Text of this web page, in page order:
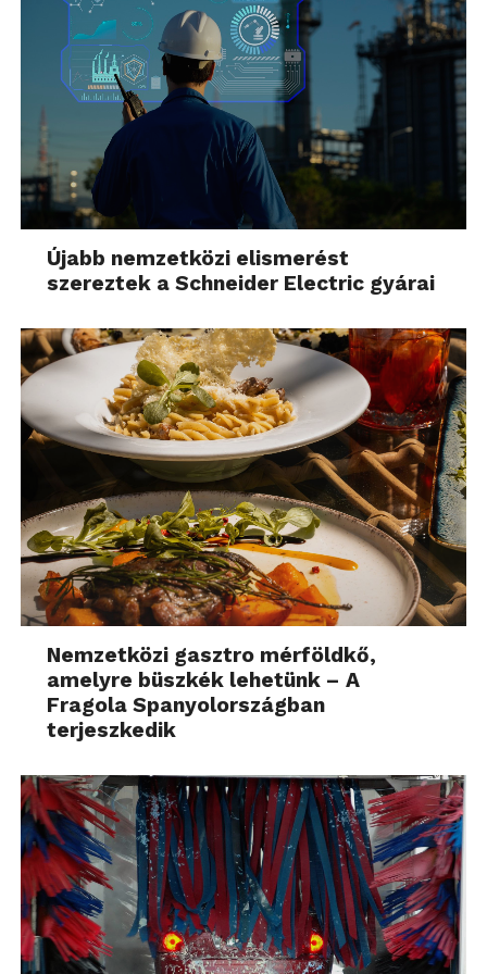
Újabb nemzetközi elismerést
szereztek a Schneider Electric gyárai
Nemzetközi gasztro mérföldkő,
amelyre büszkék lehetünk – A
Fragola Spanyolországban
terjeszkedik